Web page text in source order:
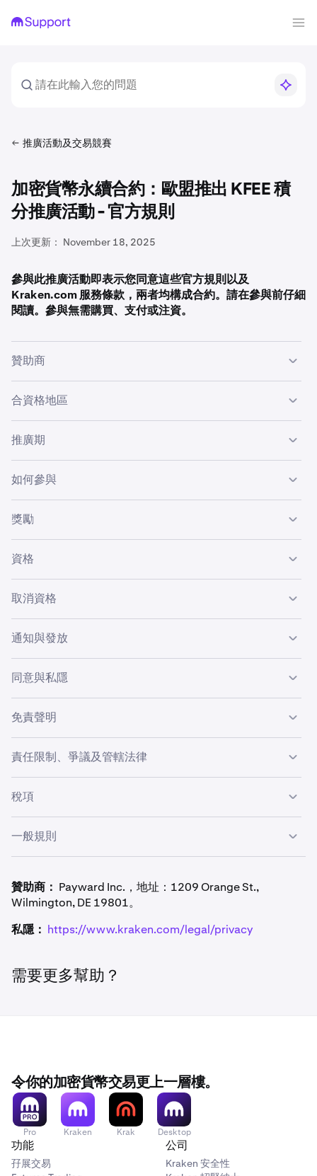
推廣活動及交易競賽
加密貨幣永續合約：歐盟推出 KFEE 積
分推廣活動 - 官方規則
上次更新： November 18, 2025
參與此推廣活動即表示您同意這些官方規則以及
Kraken.com 服務條款，兩者均構成合約。請在參與前仔細
閱讀。參與無需購買、支付或注資。
贊助商
此推廣活動（"推廣活動"）由
Orange St., Wilmington, DE 19801）（"Kraken" 或 "贊助
商"）贊助。
合資格地區
僅限居住在歐洲經濟區 (EEA) 和瑞士的合資格客戶。英國
包括在內
推廣期
活動於2025年11月18日開始，並於2025年12月16日結
束。贊助商可全權酌情隨時修改、暫停或終止此推廣活動。
如何參與
合資格用戶必須：
1 持有或開設 Kraken Pro 帳戶，並在帳戶設定中啟用
期
2
請透過以下任何一種方式，於2025年12月16日前選擇
在官方推廣活動登陸頁面提交選擇參與表格（包括
點擊從 Kraken 收到的官方推廣電郵中的按鈕；或
點擊從 Kraken 收到的內容卡或推送通知。
3 註冊期貨帳戶（如果尚未啟用）。
4
選擇參與後，用戶的期貨帳戶將在兩 (2) 個工作天內獲
贈$200 KFEE 積分。
獎勵
每位合資格參與者將獲得
200 美元）。
•
• 獎勵不可轉讓、不可兌換現金，亦不可交換。
• 限制：每位合資格帳戶限獲一 (1) 份積分。
資格
如欲參與，您必須：
• 居住在合資格的歐洲經濟區 (EEA) 國家或瑞士；
• 年滿 18 歲（或您所在司法管轄區的成年年齡）；
• 持有已啟用期貨的已驗證 Kraken Pro 帳戶；以及
•
並非 Kraken 員工或關聯方（定義見 Kraken 服務條
款）
取消資格
Kraken 可因以下原因取消參與者的資格：(A) 違反這些規則
或 Kraken 服務條款；(B) 欺詐、濫用或有害行為；(C) 多個
帳戶；或 (D) 任何形式的操縱活動。
通知與發放
KFEE 積分將在選擇參與後的兩 (2) 個工作天內自動存入。
積分僅適用於合資格的期貨費用。帳戶在發放時必須保持良
好狀態。
同意與私隱
參與即表示您同意 Kraken 使用您的資訊來管理此推廣活
動，並接收 Kraken
免責聲明
Kraken 對任何互聯網或技術故障，以及超出其控制範圍的
情況概不負責。如果推廣活動的完整性受到損害，Kraken
可全權酌情暫停或取消此推廣活動。
責任限制、爭議及管轄法律
參與即表示您免除 Kraken 及其附屬公司因本推廣活動而產
生的任何索賠。所有爭議將受
根據LCIA 規則在英國倫敦進行保密約束性仲裁解決。
救濟。
稅項
參與者須自行承擔因收到或使用 KFEE 積分而產生的任何稅
項。Kraken 不提供稅務建議。
一般規則
不構成豁免。無效或不可執行的條款將被限制或移除，以使
其他條款仍然有效。
贊助商： Payward Inc.，地址：1209 Orange St.,
Wilmington, DE 19801。
私隱： https://www.kraken.com/legal/privacy
需要更多幫助？
令你的加密貨幣交易更上一層樓。
Pro Kraken Krak Desktop
功能
孖展交易
公司
Kraken 安全性